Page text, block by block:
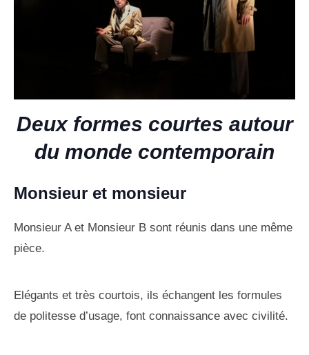
Deux formes courtes autour
du monde contemporain
Monsieur et monsieur
Monsieur A et Monsieur B sont réunis dans une même
pièce.
Elégants et très courtois, ils échangent les formules
de politesse d’usage, font connaissance avec civilité.